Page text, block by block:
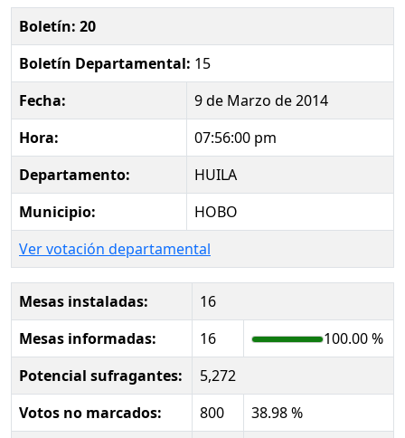
Boletín: 20
Boletín Departamental: 15
Fecha:
9 de Marzo de 2014
Hora:
07:56:00 pm
Departamento:
HUILA
Municipio:
HOBO
Ver votación departamental
Mesas instaladas:
16
Mesas informadas:
16
100.00 %
Potencial sufragantes:
5,272
Votos no marcados:
800
38.98 %